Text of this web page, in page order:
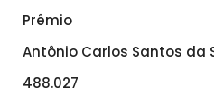
Prêmio
Antônio Carlos Santos da
488.027